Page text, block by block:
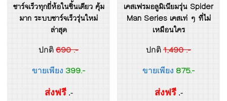
ชาร์จเร็วทุกยี่ห้อในชิ้นเดียว คุ้ม
มาก ระบบชาร์จเร็วรุ่นใหม่
ล่าสุด
ปกติ 690 .-
ขายเพียง 399.-
ส่งฟรี.-
เคสเฟรมอลูมิเนียมรุ่น Spider
Man Series เคสเท่ ๆ ที่ไม่
เหมือนใคร
ปกติ 1,490 .-
ขายเพียง 875.-
ส่งฟรี.-